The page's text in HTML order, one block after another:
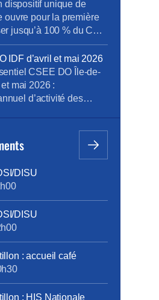
dispositif unique de
ouvre pour la première
jusqu’à 100 % du CPF
une mobilité
aux besoins des
retenir de notre article
première fois, les
les salariés […]
IDF d’avril et mai 2026
CSEE DO Île-de-
mai 2026 :
d’activité des
des comptes
pour 2025 Retour
DISU
DISU
: accueil café
: HIS Nationale